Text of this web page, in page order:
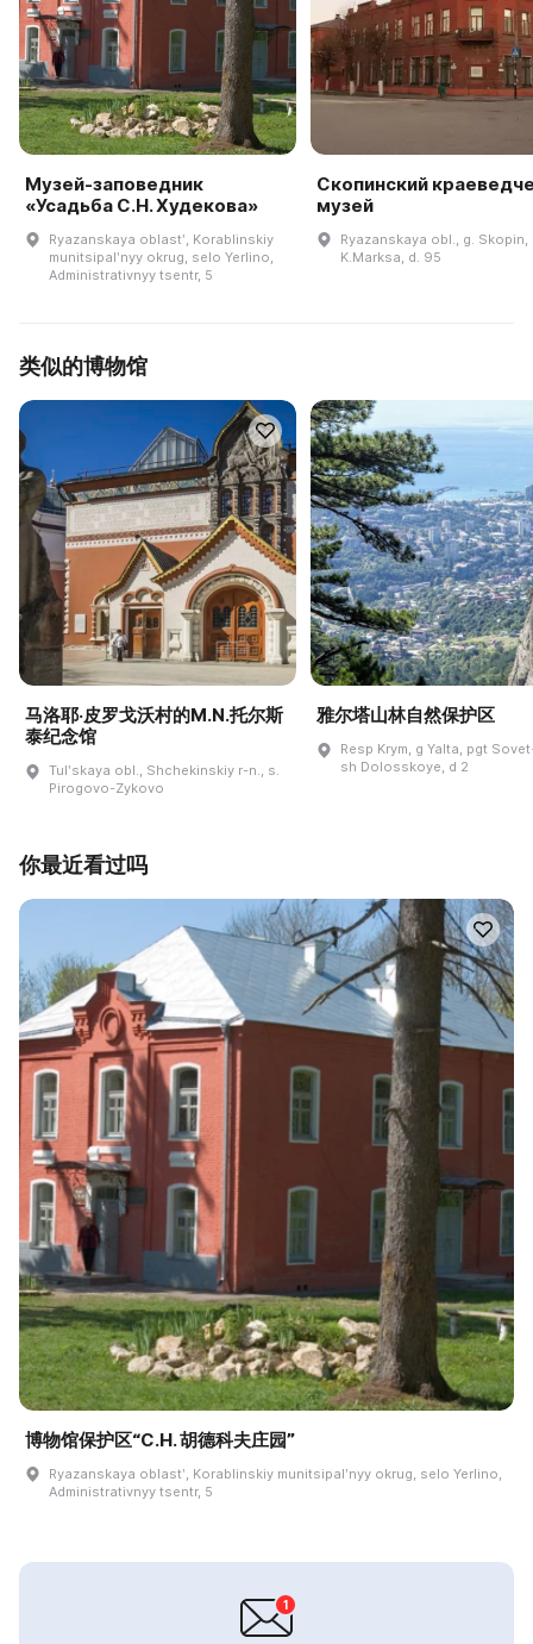
Музей-заповедник
«Усадьба С.Н. Худекова»
Ryazanskaya oblastʹ, Korablinskiy
munitsipalʹnyy okrug, selo Yerlino,
Administrativnyy tsentr, 5
Скопинский
музей
Ryazanskaya obl., g. Skopin,
K.Marksa, d. 95
类似的博物馆
马洛耶·皮罗戈沃村的M.N.托尔斯
泰纪念馆
Tulʹskaya obl., Shchekinskiy r-n., s.
Pirogovo-Zykovo
雅尔塔山林自然保护区
Resp Krym, g Yalta, pgt
sh Dolosskoye, d 2
你最近看过吗
博物馆保护区“С.Н. 胡德科夫庄园”
Ryazanskaya oblastʹ, Korablinskiy munitsipalʹnyy okrug, selo Yerlino,
Administrativnyy tsentr, 5